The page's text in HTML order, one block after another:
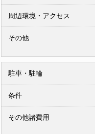
周辺環境・アクセス
その他
駐車・駐輪
条件
その他諸費用